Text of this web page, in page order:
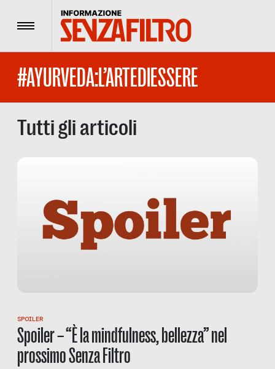
Menu
#AYURVEDA:L’ARTEDIESSERE
Tutti gli articoli
SPOILER
Spoiler – “È la mindfulness, bellezza” nel
prossimo Senza Filtro